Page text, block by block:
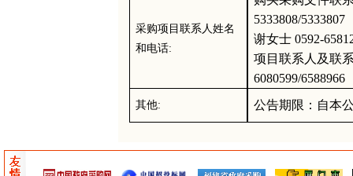
采购项目联系人姓名
和电话:
5333808/5333807
谢女士 0592-
项目联系人及联
6080599/6588966
其他: 公告期限：自本